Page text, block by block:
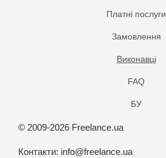
Платнi послуги
Замовлення
Виконавці
FAQ
БУ
© 2009-2026 Freelance.ua
Контакти: info@freelance.ua